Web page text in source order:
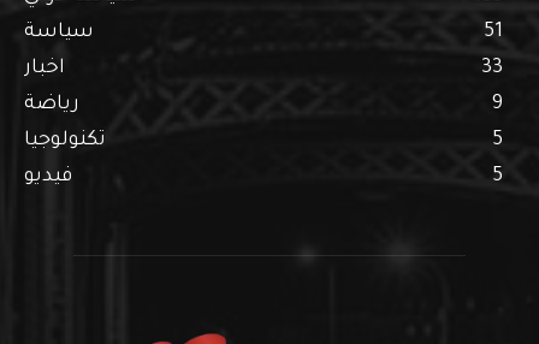
سياسة
51
اخبار
33
رياضة
9
تكنولوجيا
5
فيديو
5